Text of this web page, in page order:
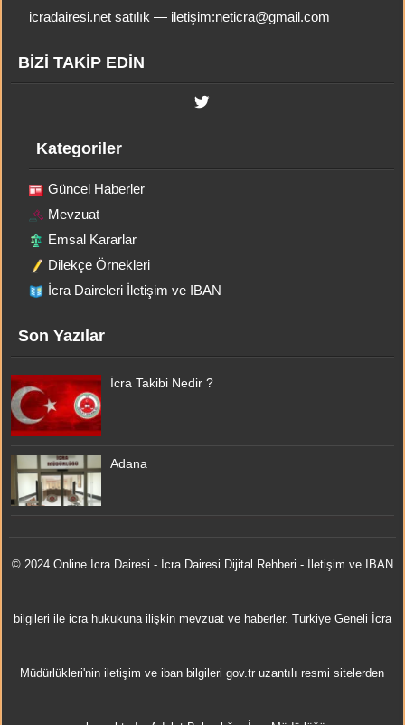
icradairesi.net satılık — iletişim:neticra@gmail.com
BİZİ TAKİP EDİN
Kategoriler
Güncel Haberler
Mevzuat
Emsal Kararlar
Dilekçe Örnekleri
İcra Daireleri İletişim ve IBAN
Son Yazılar
İcra Takibi Nedir ?
Adana
© 2024 Online İcra Dairesi - İcra Dairesi Dijital Rehberi - İletişim ve IBAN
bilgileri ile icra hukukuna ilişkin mevzuat ve haberler. Türkiye Geneli İcra
Müdürlükleri'nin iletişim ve iban bilgileri gov.tr uzantılı resmi sitelerden